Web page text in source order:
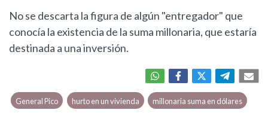
No se descarta la figura de algún "entregador" que
conocía la existencia de la suma millonaria, que estaría
destinada a una inversión.
General Pico hurto en un vivienda millonaria suma en dólares